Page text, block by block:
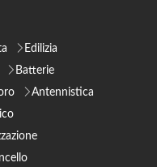
Edilizia
Batterie
Antennistica